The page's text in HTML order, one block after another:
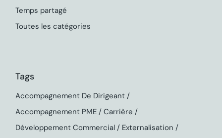
Temps partagé
Toutes les catégories
Tags
Accompagnement De Dirigeant
Accompagnement PME
Carrière
Développement Commercial
Externalisation